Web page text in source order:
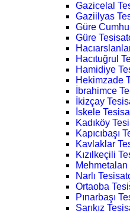
Gazicelal
Gaziilyas
Güre
Güre
Hacıtuğrul
Hamidiye
Hekimzade
İbrahimce
İkizçay
İskele
Kadıköy
Kapıcıbaşı
Kavlaklar
Kızılkeçili
Mehmetalan
Narlı
Ortaoba
Pınarbaşı
Sarıkız